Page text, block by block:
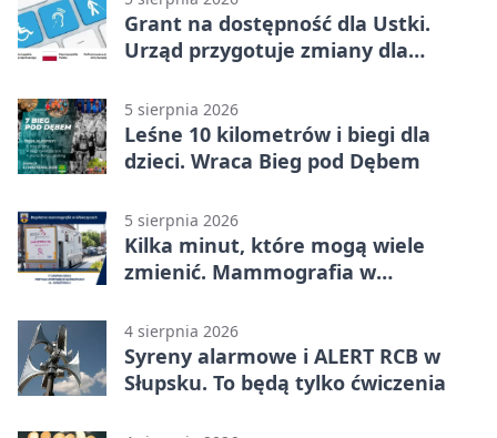
Grant na dostępność dla Ustki.
Urząd przygotuje zmiany dla
5 sierpnia 2026
Leśne 10 kilometrów i biegi dla
dzieci. Wraca Bieg pod Dębem
5 sierpnia 2026
Kilka minut, które mogą wiele
zmienić. Mammografia w
4 sierpnia 2026
Syreny alarmowe i ALERT RCB w
Słupsku. To będą tylko ćwiczenia